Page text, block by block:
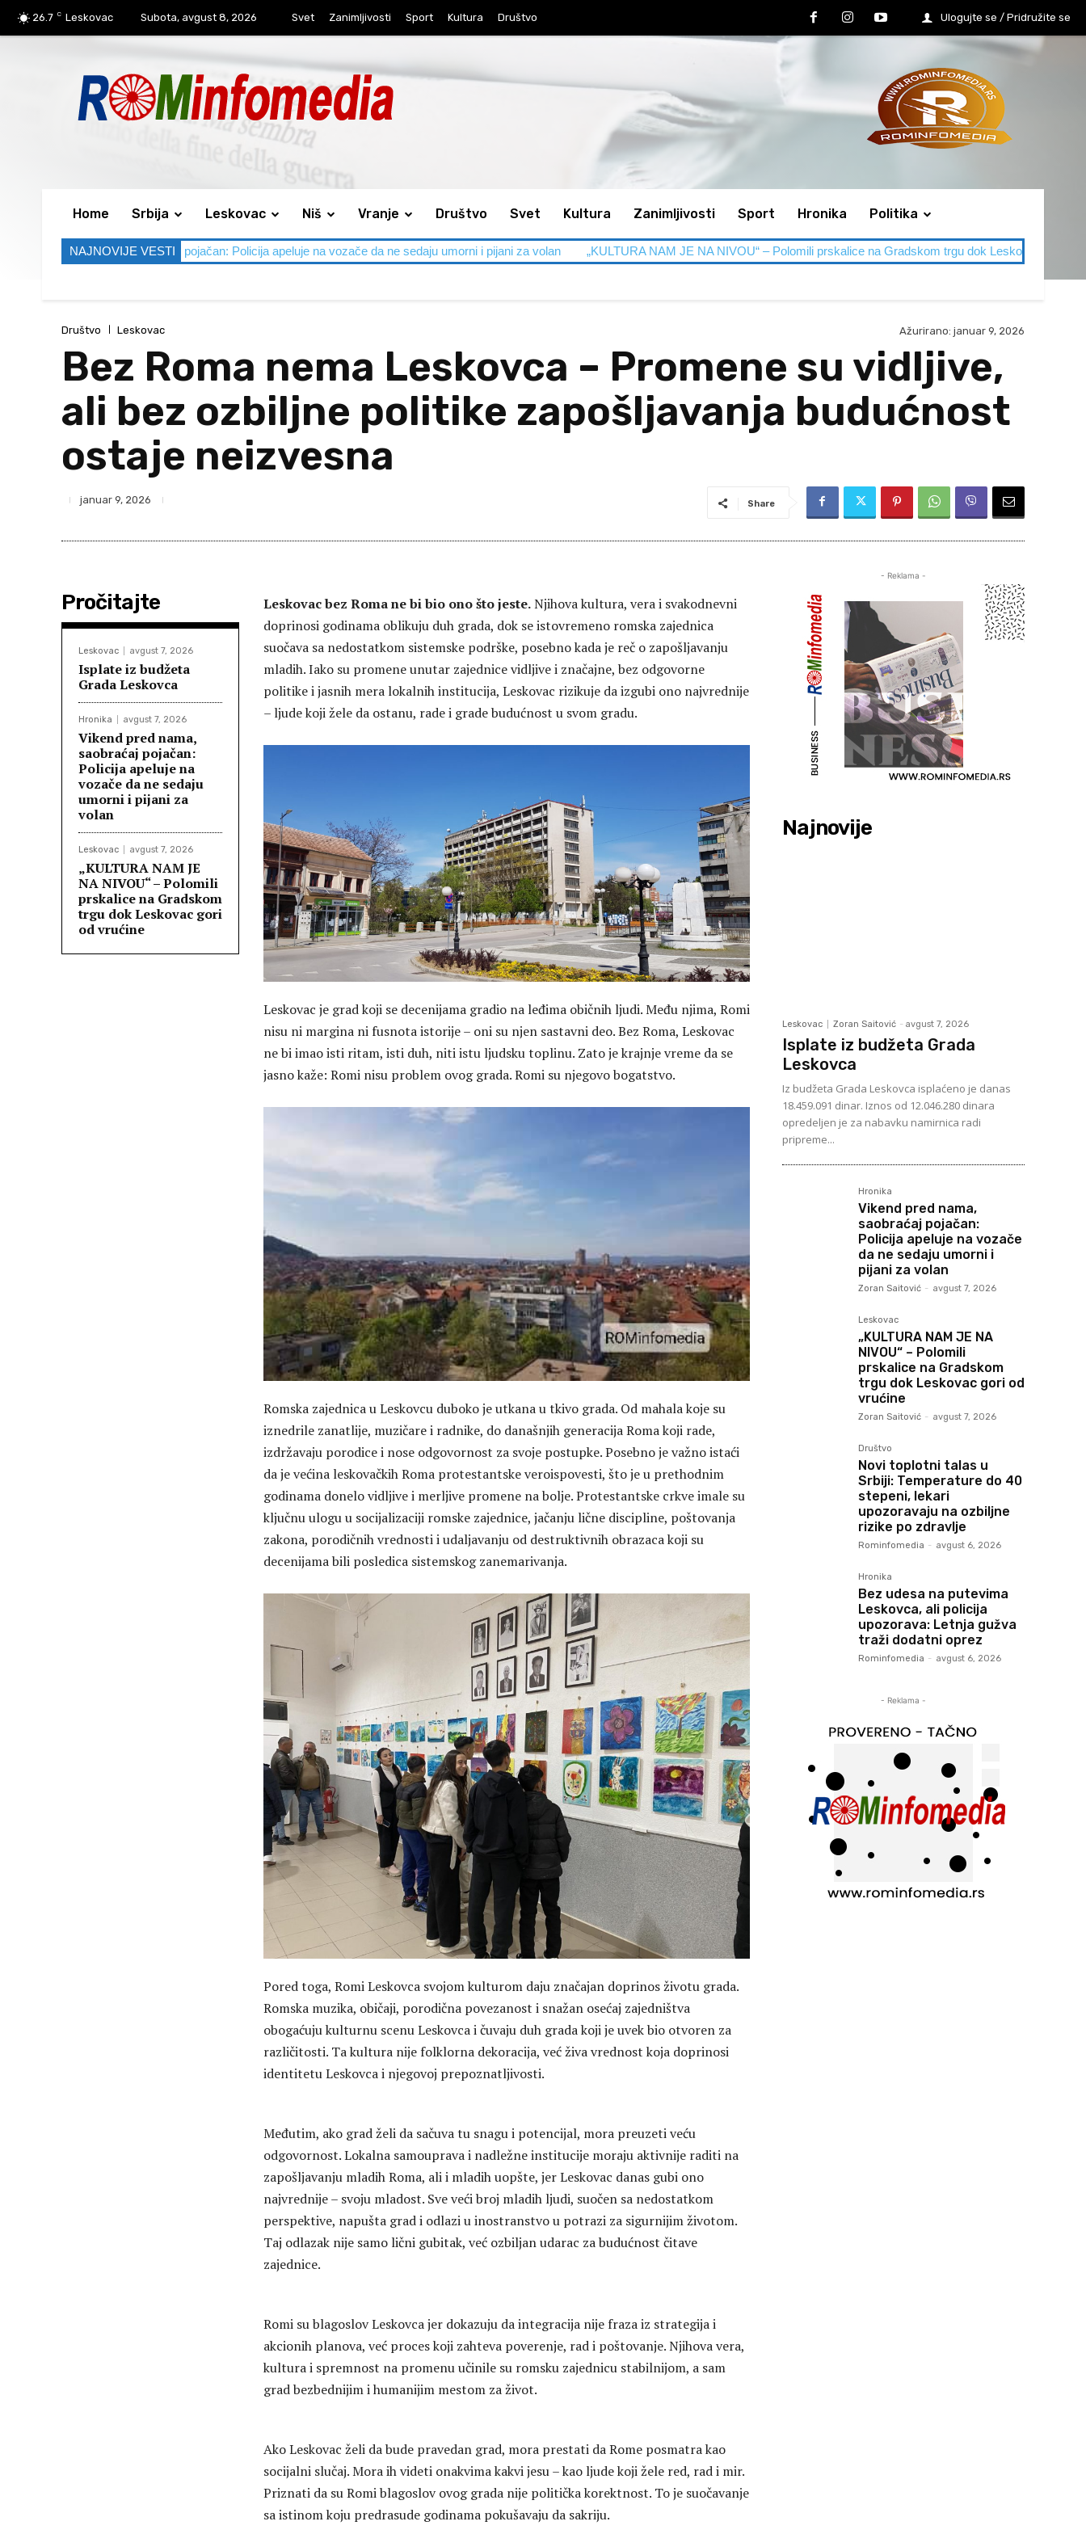
26.7 C Leskovac Subota, avgust 8, 2026 Svet Zanimljivosti Sport Kultura Društvo Ulogujte se / Pridružite se
Home Srbija Leskovac Niš Vranje Društvo Svet Kultura Zanimljivosti Sport Hronika Politika
NAJNOVIJE VESTI
saobraćaj pojačan: Policija apeluje na vozače da ne sedaju umorni i pijani za volan „KULTURA NAM JE NA NIVOU“ – Polomili prskalice na Gradskom trgu dok Leskovac gori od vrućine
Društvo Leskovac Ažurirano: januar 9, 2026
Bez Roma nema Leskovca – Promene su vidljive,
ali bez ozbiljne politike zapošljavanja budućnost
ostaje neizvesna
januar 9, 2026 Share
Pročitajte
Leskovac avgust 7, 2026
Isplate iz budžeta
Grada Leskovca
Hronika avgust 7, 2026
Vikend pred nama,
saobraćaj pojačan:
Policija apeluje na
vozače da ne sedaju
umorni i pijani za
volan
Leskovac avgust 7, 2026
„KULTURA NAM JE
NA NIVOU“ – Polomili
prskalice na Gradskom
trgu dok Leskovac gori
od vrućine
Leskovac bez Roma ne bi bio ono što jeste.Njihova kultura, vera i svakodnevni
doprinosi godinama oblikuju duh grada, dok se istovremeno romska zajednica
suočava sa nedostatkom sistemske podrške, posebno kada je reč o zapošljavanju
mladih. Iako su promene unutar zajednice vidljive i značajne, bez odgovorne
politike i jasnih mera lokalnih institucija, Leskovac rizikuje da izgubi ono najvrednije
– ljude koji žele da ostanu, rade i grade budućnost u svom gradu.
Leskovac je grad koji se decenijama gradio na leđima običnih ljudi. Među njima, Romi
nisu ni margina ni fusnota istorije – oni su njen sastavni deo. Bez Roma, Leskovac
ne bi imao isti ritam, isti duh, niti istu ljudsku toplinu. Zato je krajnje vreme da se
jasno kaže: Romi nisu problem ovog grada. Romi su njegovo bogatstvo.
Romska zajednica u Leskovcu duboko je utkana u tkivo grada. Od mahala koje su
iznedrile zanatlije, muzičare i radnike, do današnjih generacija Roma koji rade,
izdržavaju porodice i nose odgovornost za svoje postupke. Posebno je važno istaći
da je većina leskovačkih Roma protestantske veroispovesti, što je u prethodnim
godinama donelo vidljive i merljive promene na bolje. Protestantske crkve imale su
ključnu ulogu u socijalizaciji romske zajednice, jačanju lične discipline, poštovanja
zakona, porodičnih vrednosti i udaljavanju od destruktivnih obrazaca koji su
decenijama bili posledica sistemskog zanemarivanja.
Pored toga, Romi Leskovca svojom kulturom daju značajan doprinos životu grada.
Romska muzika, običaji, porodična povezanost i snažan osećaj zajedništva
obogaćuju kulturnu scenu Leskovca i čuvaju duh grada koji je uvek bio otvoren za
različitosti. Ta kultura nije folklorna dekoracija, već živa vrednost koja doprinosi
identitetu Leskovca i njegovoj prepoznatljivosti.
Međutim, ako grad želi da sačuva tu snagu i potencijal, mora preuzeti veću
odgovornost. Lokalna samouprava i nadležne institucije moraju aktivnije raditi na
zapošljavanju mladih Roma, ali i mladih uopšte, jer Leskovac danas gubi ono
najvrednije – svoju mladost. Sve veći broj mladih ljudi, suočen sa nedostatkom
perspektive, napušta grad i odlazi u inostranstvo u potrazi za sigurnijim životom.
Taj odlazak nije samo lični gubitak, već ozbiljan udarac za budućnost čitave
zajednice.
Romi su blagoslov Leskovca jer dokazuju da integracija nije fraza iz strategija i
akcionih planova, već proces koji zahteva poverenje, rad i poštovanje. Njihova vera,
kultura i spremnost na promenu učinile su romsku zajednicu stabilnijom, a sam
grad bezbednijim i humanijim mestom za život.
Ako Leskovac želi da bude pravedan grad, mora prestati da Rome posmatra kao
socijalni slučaj. Mora ih videti onakvima kakvi jesu – kao ljude koji žele red, rad i mir.
Priznati da su Romi blagoslov ovog grada nije politička korektnost. To je suočavanje
sa istinom koju predrasude godinama pokušavaju da sakriju.
- Reklama -
Najnovije
Leskovac Zoran Saitović - avgust 7, 2026
Isplate iz budžeta Grada
Leskovca
Iz budžeta Grada Leskovca isplaćeno je danas
18.459.091 dinar. Iznos od 12.046.280 dinara
opredeljen je za nabavku namirnica radi
pripreme...
Hronika
Vikend pred nama,
saobraćaj pojačan:
Policija apeluje na vozače
da ne sedaju umorni i
pijani za volan
Zoran Saitović - avgust 7, 2026
Leskovac
„KULTURA NAM JE NA
NIVOU“ – Polomili
prskalice na Gradskom
trgu dok Leskovac gori od
vrućine
Zoran Saitović - avgust 7, 2026
Društvo
Novi toplotni talas u
Srbiji: Temperature do 40
stepeni, lekari
upozoravaju na ozbiljne
rizike po zdravlje
Rominfomedia - avgust 6, 2026
Hronika
Bez udesa na putevima
Leskovca, ali policija
upozorava: Letnja gužva
traži dodatni oprez
Rominfomedia - avgust 6, 2026
- Reklama -